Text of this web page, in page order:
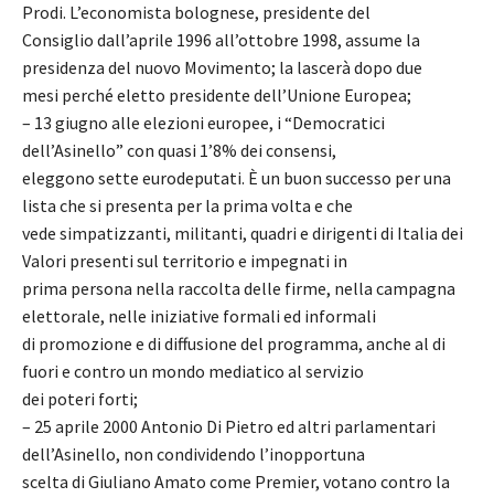
Prodi. L’economista bolognese, presidente del
Consiglio dall’aprile 1996 all’ottobre 1998, assume la
presidenza del nuovo Movimento; la lascerà dopo due
mesi perché eletto presidente dell’Unione Europea;
– 13 giugno alle elezioni europee, i “Democratici
dell’Asinello” con quasi 1’8% dei consensi,
eleggono sette eurodeputati. È un buon successo per una
lista che si presenta per la prima volta e che
vede simpatizzanti, militanti, quadri e dirigenti di Italia dei
Valori presenti sul territorio e impegnati in
prima persona nella raccolta delle firme, nella campagna
elettorale, nelle iniziative formali ed informali
di promozione e di diffusione del programma, anche al di
fuori e contro un mondo mediatico al servizio
dei poteri forti;
– 25 aprile 2000 Antonio Di Pietro ed altri parlamentari
dell’Asinello, non condividendo l’inopportuna
scelta di Giuliano Amato come Premier, votano contro la